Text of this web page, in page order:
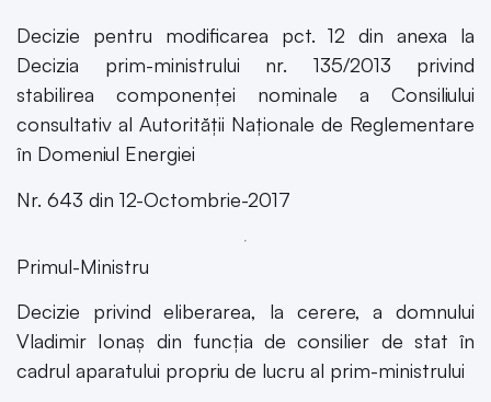
Decizie pentru modificarea pct. 12 din anexa la
Decizia prim-ministrului nr. 135/2013 privind
stabilirea componenței nominale a Consiliului
consultativ al Autorității Naționale de Reglementare
în Domeniul Energiei
Nr. 643 din 12-Octombrie-2017
Primul-Ministru
Decizie privind eliberarea, la cerere, a domnului
Vladimir Ionaș din funcția de consilier de stat în
cadrul aparatului propriu de lucru al prim-ministrului